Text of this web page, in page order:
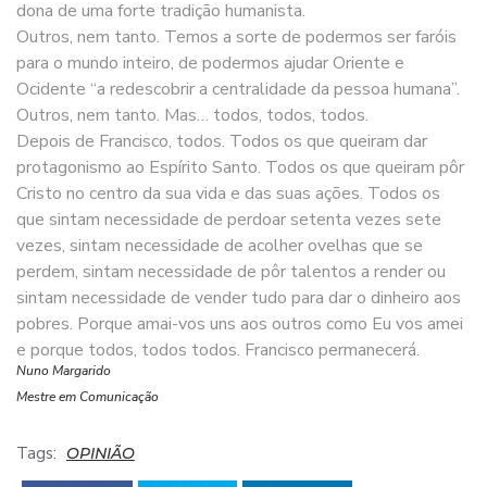
dona de uma forte tradição humanista.
Outros, nem tanto. Temos a sorte de podermos ser faróis
para o mundo inteiro, de podermos ajudar Oriente e
Ocidente “a redescobrir a centralidade da pessoa humana”.
Outros, nem tanto. Mas… todos, todos, todos.
Depois de Francisco, todos. Todos os que queiram dar
protagonismo ao Espírito Santo. Todos os que queiram pôr
Cristo no centro da sua vida e das suas ações. Todos os
que sintam necessidade de perdoar setenta vezes sete
vezes, sintam necessidade de acolher ovelhas que se
perdem, sintam necessidade de pôr talentos a render ou
sintam necessidade de vender tudo para dar o dinheiro aos
pobres. Porque amai-vos uns aos outros como Eu vos amei
e porque todos, todos todos. Francisco permanecerá.
Nuno Margarido
Mestre em Comunicação
Tags: OPINIÃO